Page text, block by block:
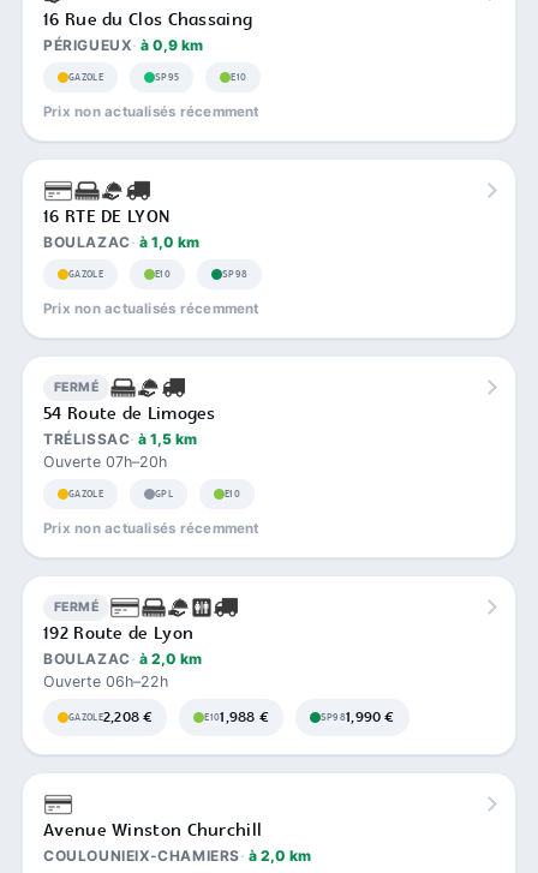
16 Rue du Clos Chassaing
PÉRIGUEUX à 0,9 km
GAZOLE SP95 E10
Prix non actualisés récemment
16 RTE DE LYON
BOULAZAC à 1,0 km
GAZOLE E10 SP98
Prix non actualisés récemment
FERMÉ
54 Route de Limoges
TRÉLISSAC à 1,5 km
Ouverte 07h–20h
GAZOLE GPL E10
Prix non actualisés récemment
FERMÉ
192 Route de Lyon
BOULAZAC à 2,0 km
Ouverte 06h–22h
GAZOLE2,208 € E101,988 € SP981,990 €
Avenue Winston Churchill
COULOUNIEIX-CHAMIERS à 2,0 km